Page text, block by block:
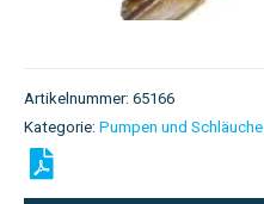
Artikelnummer: 65166
Kategorie: Pumpen und Schläuche